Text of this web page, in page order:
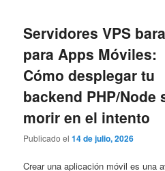
Servidores VPS
para Apps Móviles:
Cómo desplegar tu
backend PHP/Node
morir en el intento
Publicado el14 de julio, 2026
Crear una aplicación móvil es una